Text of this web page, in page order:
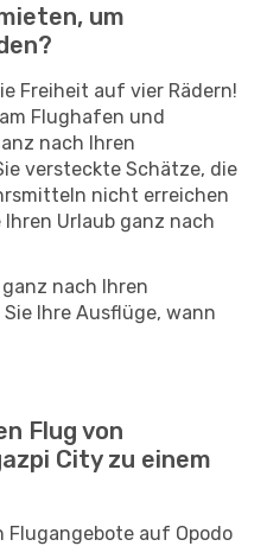
um
Freiheit auf vier Rädern!
Flughafen und
nach Ihren
versteckte Schätze, die
nicht erreichen
Urlaub ganz nach
nach Ihren
Ihre Ausflüge, wann
Flug von
City zu einem
auf Opodo